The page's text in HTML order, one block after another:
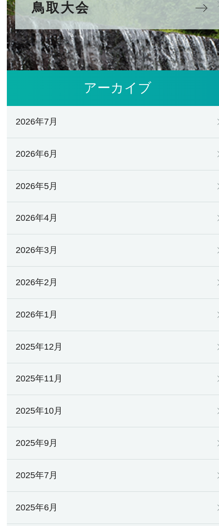
鳥取大会
アーカイブ
2026年7月
2026年6月
2026年5月
2026年4月
2026年3月
2026年2月
2026年1月
2025年12月
2025年11月
2025年10月
2025年9月
2025年7月
2025年6月